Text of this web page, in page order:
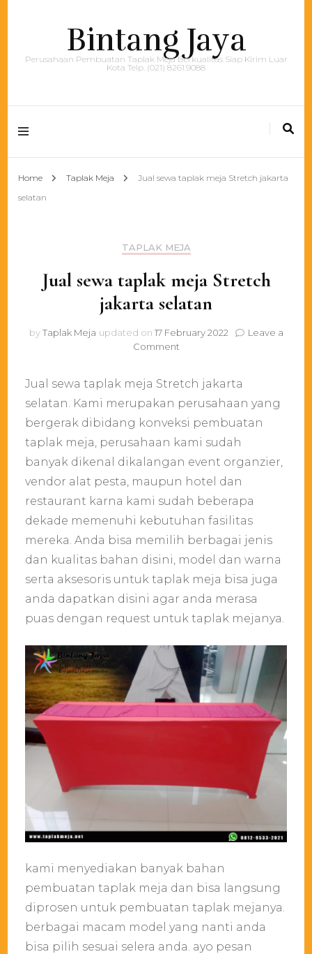
Bintang Jaya
Perusahaan Pembuatan Taplak Meja Berkualitas Siap Kirim Luar
Kota Telp. (021) 8261.9088
Home Taplak Meja
Jual sewa taplak meja Stretch jakarta
selatan
TAPLAK MEJA
Jual sewa taplak meja Stretch
jakarta selatan
byTaplak Meja updated on 17 February 2022
Leave a
Commenton
taplak
meja
Stretch
jakarta
selatan
Jual sewa taplak meja Stretch jakarta
selatan. Kami merupakan perusahaan yang
bergerak dibidang konveksi pembuatan
taplak meja, perusahaan kami sudah
banyak dikenal dikalangan event organzier,
vendor alat pesta, maupun hotel dan
restaurant karna kami sudah beberapa
dekade memenuhi kebutuhan fasilitas
mereka. Anda bisa memilih berbagai jenis
dan kualitas bahan disini, model dan warna
serta aksesoris untuk taplak meja bisa juga
anda dapatkan disini agar anda merasa
puas dengan request untuk taplak mejanya.
kami menyediakan banyak bahan
pembuatan taplak meja dan bisa langsung
diprosen untuk pembuatan taplak mejanya.
berbagai macam model yang nanti anda
bisa pilih sesuai selera anda. ayo pesan